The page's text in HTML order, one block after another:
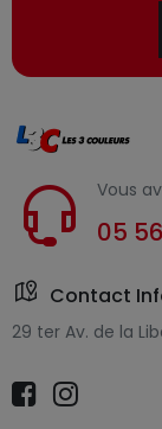
Vous
05
Contact
29 ter Av. de la